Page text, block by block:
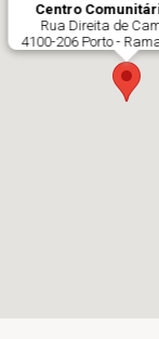
Centro
Rua Direita de
4100-206 Porto -